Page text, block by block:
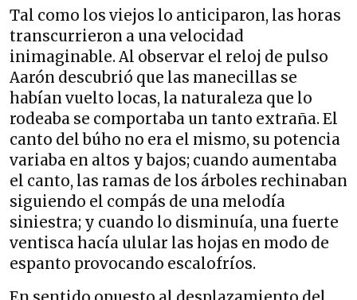
Tal como los viejos lo anticiparon, las horas
transcurrieron a una velocidad
inimaginable. Al observar el reloj de pulso
Aarón descubrió que las manecillas se
habían vuelto locas, la naturaleza que lo
rodeaba se comportaba un tanto extraña. El
canto del búho no era el mismo, su potencia
variaba en altos y bajos; cuando aumentaba
el canto, las ramas de los árboles rechinaban
siguiendo el compás de una melodía
siniestra; y cuando lo disminuía, una fuerte
ventisca hacía ulular las hojas en modo de
espanto provocando escalofríos.